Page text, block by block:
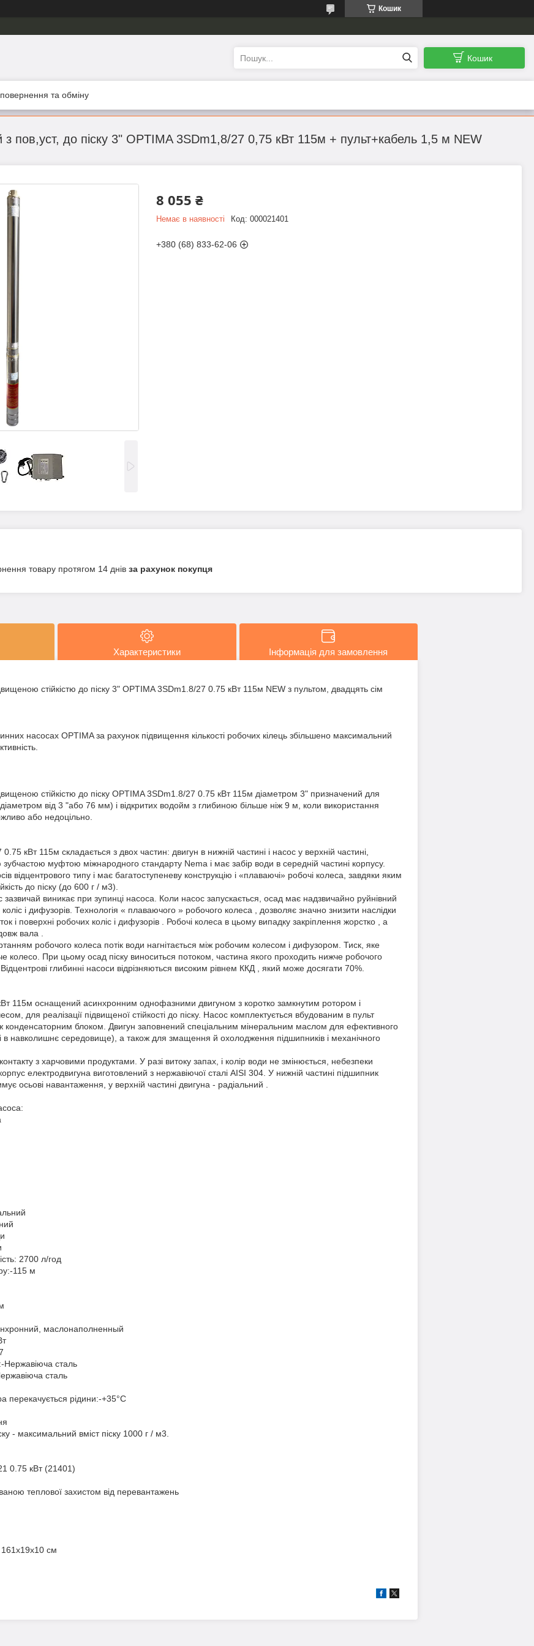
Кошик
Кошик
та обміну
пов,уст, до піску 3" OPTIMA 3SDm1,8/27 0,75 кВт 115м + пульт+кабель 1,5 м NEW
8 055 ₴
Немає в наявності Код: 000021401
+380 (68) 833-62-06
товару протягом 14 днів за рахунок покупця
Характеристики Інформація для замовлення
стійкістю до піску 3" OPTIMA 3SDm1.8/27 0.75 кВт 115м NEW з пультом, двадцять сім
насосах OPTIMA за рахунок підвищення кількості робочих кілець збільшено максимальний
стійкістю до піску OPTIMA 3SDm1.8/27 0.75 кВт 115м діаметром 3" призначений для
від 3 "або 76 мм) і відкритих водойм з глибиною більше ніж 9 м, коли використання
або недоцільно.
кВт 115м складається з двох частин: двигун в нижній частині і насос у верхній частині,
муфтою міжнародного стандарту Nema і має забір води в середній частині корпусу.
відцентрового типу і має багатоступеневу конструкцію і «плаваючі» робочі колеса, завдяки яким
до піску (до 600 г / м3).
виникає при зупинці насоса. Коли насос запускається, осад має надзвичайно руйнівний
і дифузорів. Технологія « плаваючого » робочого колеса , дозволяє значно знизити наслідки
і поверхні робочих коліс і дифузорів . Робочі колеса в цьому випадку закріплення жорстко , а
вала .
робочого колеса потік води нагнітається між робочим колесом і дифузором. Тиск, яке
колесо. При цьому осад піску виноситься потоком, частина якого проходить нижче робочого
глибинні насоси відрізняються високим рівнем ККД , який може досягати 70%.
115м оснащений асинхронним однофазними двигуном з коротко замкнутим ротором і
для реалізації підвищеної стійкості до піску. Насос комплектується вбудованим в пульт
конденсаторним блоком. Двигун заповнений спеціальним мінеральним маслом для ефективного
в навколишнє середовище), а також для змащення й охолодження підшипників і механічного
з харчовими продуктами. У разі витоку запах, і колір води не змінюється, небезпеки
електродвигуна виготовлений з нержавіючої сталі AISI 304. У нижній частині підшипник
осьові навантаження, у верхній частині двигуна - радіальний .
2700 л/год
115 м
маслонаполненный
Нержавіюча сталь
сталь
перекачується рідини:-+35°С
- максимальний вміст піску 1000 г / м3.
0.75 кВт (21401)
теплової захистом від перевантажень
см